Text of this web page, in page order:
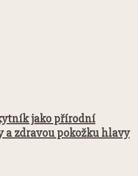
jako přírodní
a zdravou pokožku hlavy